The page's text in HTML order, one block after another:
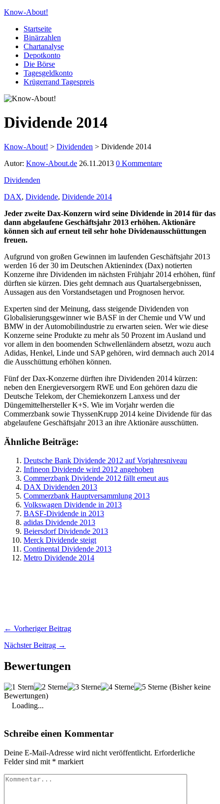
Know-About!
Startseite
Binärzahlen
Chartanalyse
Depotkonto
Die Börse
Tagesgeldkonto
Krügerrand Tagespreis
Dividende 2014
Know-About! > Dividenden > Dividende 2014
Autor: Know-About.de 26.11.2013 0 Kommentare
Dividenden
DAX, Dividende, Dividende 2014
Jeder zweite Dax-Konzern wird seine Dividende in 2014 für das
dann abgelaufene Geschäftsjahr 2013 erhöhen. Aktionäre
können sich auf erneut teil sehr hohe Dividenausschüttungen
freuen.
Aufgrund von großen Gewinnen im laufenden Geschäftsjahr 2013
werden 16 der 30 im Deutschen Aktienindex (Dax) notierten
Konzerne ihre Dividenden im nächsten Frühjahr 2014 erhöhen, fünf
dürften sie kürzen. Dies geht demnach aus Quartalsergebnissen,
Aussagen aus den Vorstandsetagen und Prognosen hervor.
Experten sind der Meinung, dass steigende Dividenden von
Globalisierungsgewinner wie BASF in der Chemie und VW und
BMW in der Automobilindustrie zu erwarten seien. Wer wie diese
Konzerne seine Produkte zu mehr als 50 Prozent im Ausland und
vor allem in den boomenden Schwellenländern absetzt, wozu auch
Adidas, Henkel, Linde und SAP gehören, wird demnach auch 2014
die Ausschüttung erhöhen können.
Fünf der Dax-Konzerne dürften ihre Dividenden 2014 kürzen:
neben den Energieversorgern RWE und Eon gehören dazu die
Deutsche Telekom, der Chemiekonzern Lanxess und der
Düngemittelhersteller K+S. Wie im Vorjahr werden die
Commerzbank sowie ThyssenKrupp 2014 keine Dividende für das
abgelaufene Geschäftsjahr 2013 an ihre Aktionäre ausschütten.
Ähnliche Beiträge:
Deutsche Bank Dividende 2012 auf Vorjahresniveau
Infineon Dividende wird 2012 angehoben
Commerzbank Dividende 2012 fällt erneut aus
DAX Dividenden 2013
Commerzbank Hauptversammlung 2013
Volkswagen Dividende in 2013
BASF-Dividende in 2013
adidas Dividende 2013
Beiersdorf Dividende 2013
Merck Dividende steigt
Continental Dividende 2013
Metro Dividende 2014
← Vorheriger Beitrag
Nächster Beitrag →
Bewertungen
(Bisher keine
Bewertungen)
Loading...
Schreibe einen Kommentar
Deine E-Mail-Adresse wird nicht veröffentlicht. Erforderliche
Felder sind mit * markiert